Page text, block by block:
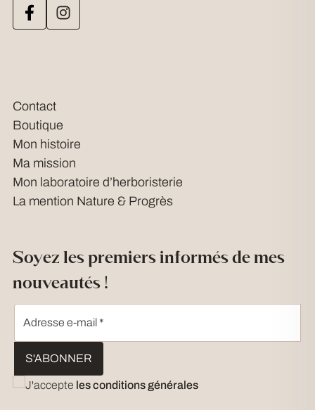
Contact
Boutique
Mon histoire
Ma mission
Mon laboratoire d’herboristerie
La mention Nature & Progrès
Soyez les premiers informés de mes
nouveautés !
Adresse e-mail *
J'accepte les conditions générales